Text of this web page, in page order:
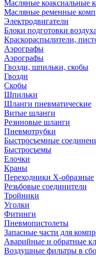
Масляные коаксиальные
Масляные ременные
Электродвигатели
Блоки подготовки воздуха
Краскораспылители,
Аэрографы
Аэрографы
Гвозди, шпильки, скобы
Гвозди
Скобы
Шпильки
Шланги пневматические
Витые шланги
Резиновые шланги
Пневмотрубки
Быстросъемные
Быстросъемы
Елочки
Краны
Переходники Х-образные
Резьбовые соединители
Тройники
Уголки
Фитинги
Пневмопистолеты
Запасные части для
Аварийные и обратные
Воздушные фильтры в